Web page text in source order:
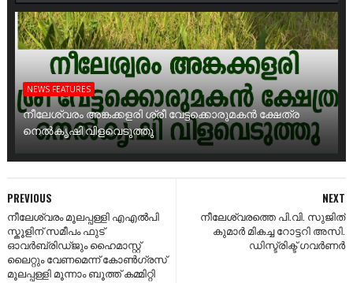
NEWS FEATURES
നീലേശ്വരം അങ്കക്കളരി ശ്രീ വേട്ടക്കൊരുമകൻ ക്ഷേത്ര
നെൽകൃഷി വിളവെടുത്തു
NEXT
നീലേശ്വരത്തെ പി.വി. സുജിത്
കുമാർ മികച്ച റോട്ടറി അസി.
ഡിസ്ട്രിക്ട് ഗവർണർ
PREVIOUS
നീലേശ്വരം മൂലപ്പള്ളി എഎൽപി
സ്കൂളിന് സമീപം ഫുട്
ഓവർബ്രിഡ്‌ജും ഹൈമാസ്റ്റ്
ലൈറ്റും വേണമെന്ന് കോൺഗ്രസ്
മൂലപ്പള്ളി മൂന്നാം ബൂത്ത് കമ്മിറ്റി